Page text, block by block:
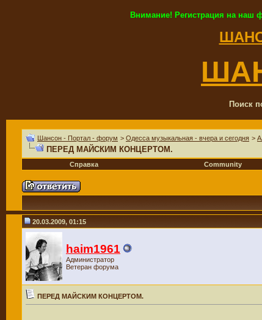
Внимание! Регистрация на наш
Поиск
Шансон - Портал - форум > Одесса музыкальная - вчера и сегодня >
ПЕРЕД МАЙСКИМ КОНЦЕРТОМ.
Справка
Community
20.03.2009, 01:15
haim1961
Администратор
Ветеран форума
ПЕРЕД МАЙСКИМ КОНЦЕРТОМ.